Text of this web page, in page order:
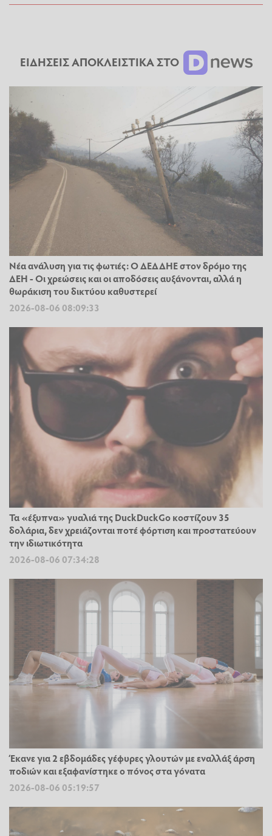
ΕΙΔΗΣΕΙΣ ΑΠΟΚΛΕΙΣΤΙΚΑ ΣΤΟ
Νέα ανάλυση για τις φωτιές: Ο ΔΕΔΔΗΕ στον δρόμο της
ΔΕΗ - Οι χρεώσεις και οι αποδόσεις αυξάνονται, αλλά η
θωράκιση του δικτύου καθυστερεί
2026-08-06 08:09:33
Τα «έξυπνα» γυαλιά της DuckDuckGo κοστίζουν 35
δολάρια, δεν χρειάζονται ποτέ φόρτιση και προστατεύουν
την ιδιωτικότητα
2026-08-06 07:34:28
Έκανε για 2 εβδομάδες γέφυρες γλουτών με εναλλάξ άρση
ποδιών και εξαφανίστηκε ο πόνος στα γόνατα
2026-08-06 05:19:57